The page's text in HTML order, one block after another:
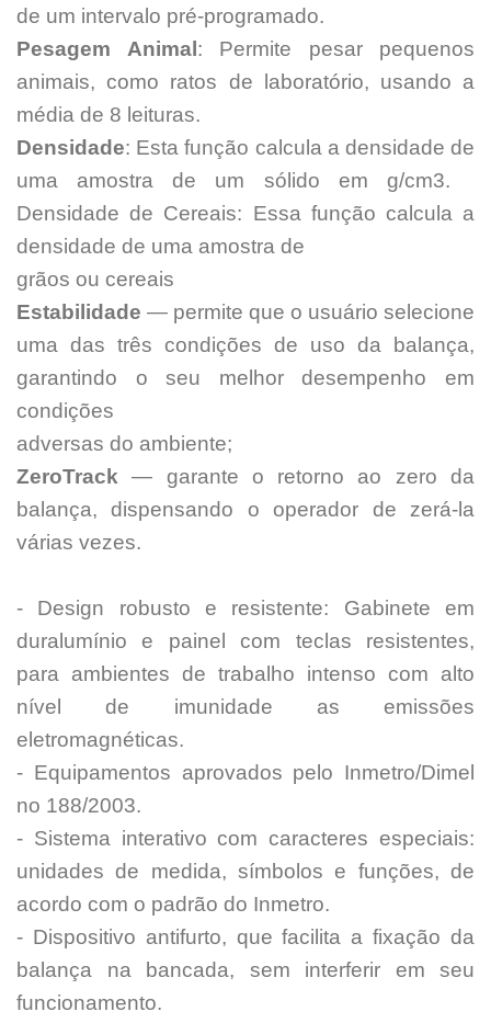
de um intervalo pré-programado.
Pesagem Animal : Permite pesar pequenos
animais, como ratos de laboratório, usando a
média de 8 leituras.
Densidade: Esta função calcula a densidade de
uma amostra de um sólido em g/cm3.
Densidade de Cereais: Essa função calcula a
densidade de uma amostra de
grãos ou cereais
Estabilidade — permite que o usuário selecione
uma das três condições de uso da balança,
garantindo o seu melhor desempenho em
condições
adversas do ambiente;
ZeroTrack— garante o retorno ao zero da
balança, dispensando o operador de zerá-la
várias vezes.
- Design robusto e resistente: Gabinete em
duralumínio e painel com teclas resistentes,
para ambientes de trabalho intenso com alto
nível de imunidade as emissões
eletromagnéticas.
- Equipamentos aprovados pelo Inmetro/Dimel
no 188/2003.
- Sistema interativo com caracteres especiais:
unidades de medida, símbolos e funções, de
acordo com o padrão do Inmetro.
- Dispositivo antifurto, que facilita a fixação da
balança na bancada, sem interferir em seu
funcionamento.